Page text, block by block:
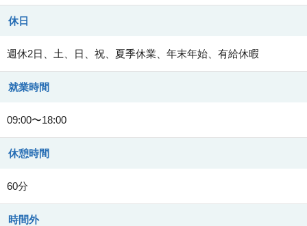
休日
週休2日、土、日、祝、夏季休業、年末年始、有給休暇
就業時間
09:00〜18:00
休憩時間
60分
時間外